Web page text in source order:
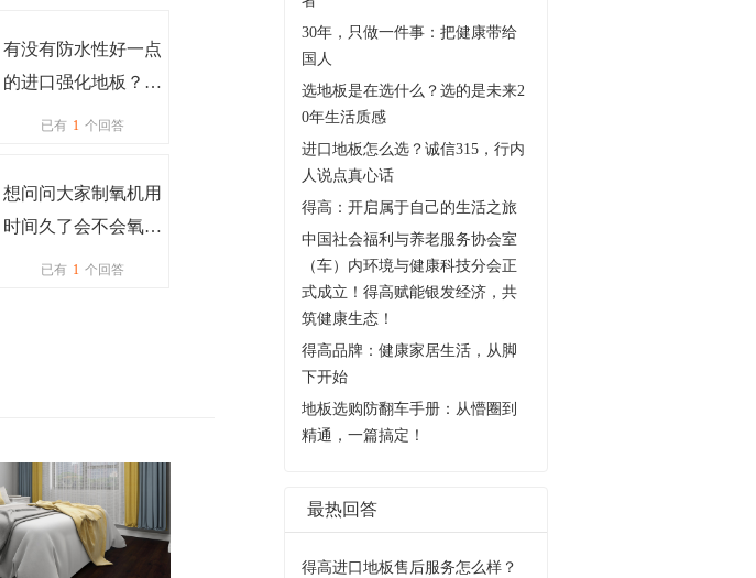
有没有防水性好一点
的进口强化地板？拖
地的时候总是习惯性
已有 1 个回答
想问问大家制氧机用
时间久了会不会氧中
毒呢
已有 1 个回答
30年，只做一件事：把健康带给
国人
选地板是在选什么？选的是未来2
0年生活质感
进口地板怎么选？诚信315，行内
人说点真心话
得高：开启属于自己的生活之旅
中国社会福利与养老服务协会室
（车）内环境与健康科技分会正
式成立！得高赋能银发经济，共
筑健康生态！
得高品牌：健康家居生活，从脚
下开始
地板选购防翻车手册：从懵圈到
精通，一篇搞定！
最热回答
得高进口地板售后服务怎么样？